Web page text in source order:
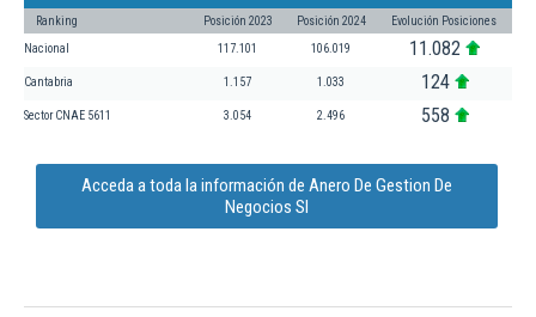
Ranking Posición 2023 Posición 2024 Evolución Posiciones
Nacional 117.101 106.019 11.082
Cantabria 1.157 1.033 124
Sector CNAE 5611 3.054 2.496 558
Acceda a toda la información de Anero De Gestion De
Negocios Sl